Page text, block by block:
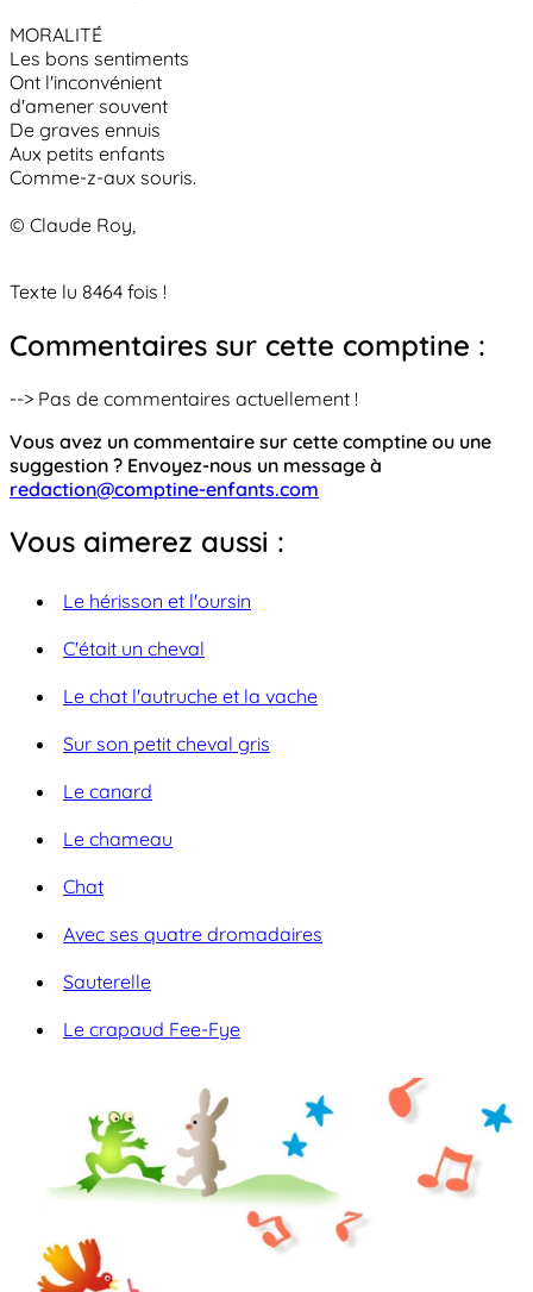
MORALITÉ
Les bons sentiments
Ont l'inconvénient
d'amener souvent
De graves ennuis
Aux petits enfants
Comme-z-aux souris.
© Claude Roy,
Texte lu 8464 fois !
Commentaires sur cette comptine :
--> Pas de commentaires actuellement !
Vous avez un commentaire sur cette comptine ou une
suggestion ? Envoyez-nous un message à
redaction@comptine-enfants.com
Vous aimerez aussi :
Le hérisson et l'oursin
C'était un cheval
Le chat l'autruche et la vache
Sur son petit cheval gris
Le canard
Le chameau
Chat
Avec ses quatre dromadaires
Sauterelle
Le crapaud Fee-Fye